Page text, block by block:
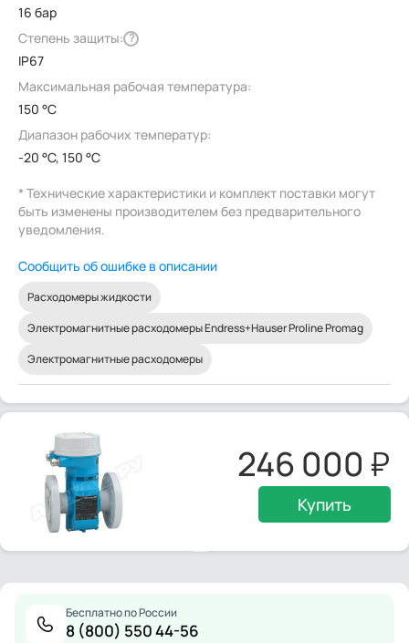
16 бар
Степень защиты: ?
IP67
Максимальная рабочая температура:
150 °C
Диапазон рабочих температур:
-20 °C, 150 °C
* Технические характеристики и комплект поставки могут
быть изменены производителем без предварительного
уведомления.
Сообщить об ошибке в описании
Расходомеры жидкости
Электромагнитные расходомеры Endress+Hauser Proline Promag
Электромагнитные расходомеры
246 000
Купить
Бесплатно по России
8 (800) 550 44-56